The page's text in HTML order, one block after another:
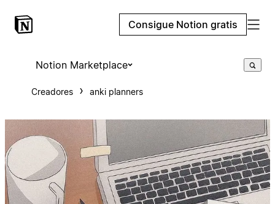
Consigue Notion gratis
Notion Marketplace
Creadores anki planners